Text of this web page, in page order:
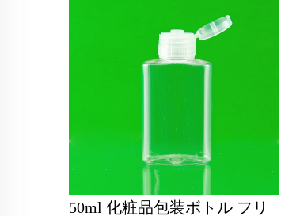
50ml 化粧品包装ボトル フリ